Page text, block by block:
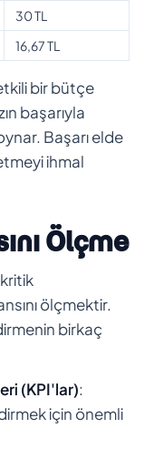
30 TL
16,67 TL
bir bütçe
başarıyla
Başarı elde
ihmal
Ölçme
ölçmektir.
birkaç
(KPI'lar):
için önemli